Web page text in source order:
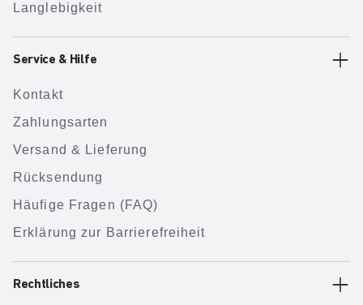
Langlebigkeit
Service & Hilfe
Kontakt
Zahlungsarten
Versand & Lieferung
Rücksendung
Häufige Fragen (FAQ)
Erklärung zur Barrierefreiheit
Rechtliches